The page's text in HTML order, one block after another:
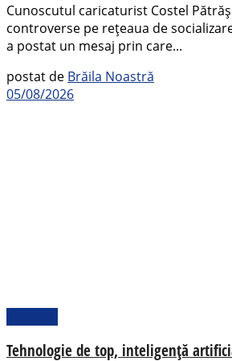
Cunoscutul caricaturist Costel
controverse pe rețeaua de
a postat un mesaj prin care...
postat de Brăila Noastră
05/08/2026
Tehnologie de top, inteligență